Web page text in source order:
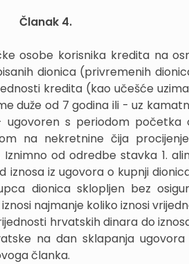
Članak 4.
osobe korisnika kredita na
dionica (privremenih
kredita (kao učešće
duže od 7 godina ili - uz
s periodom početka
na nekretnine čija
od odredbe stavka 1.
iz ugovora o kupnji
dionica sklopljen bez
najmanje koliko iznosi
hrvatskih dinara do
na dan sklapanja
članka.